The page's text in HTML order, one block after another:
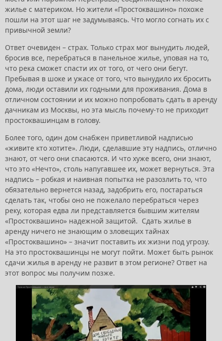
жилье с материком. Но жители «Простоквашино» похоже
пошли на этот шаг не задумываясь. Что могло согнать их с
привычной земли?
Ответ очевиден – страх. Только страх мог вынудить людей,
бросив все, перебраться в панельное жилье, уповая на то,
что река сможет спасти их от того, от чего они бегут.
Пребывая в шоке и ужасе от того, что вынудило их бросить
дома, люди оставили их годными для проживания. Дома в
отличном состоянии и их можно попробовать сдать в аренду
дачникам из Москвы, но эта мысль почему-то не приходит
простоквашинцам в голову.
Более того, один дом снабжен приветливой надписью
«живите кто хотите». Люди, сделавшие эту надпись, отлично
знают, от чего они спасаются. И что хуже всего, они знают,
что это «Нечто», столь напугавшее их, может вернуться. Эта
надпись – робкая и наивная попытка не разозлить то, что
обязательно вернется назад, задобрить его, постараться
сделать так, чтобы оно не пожелало перебраться через
реку, которая едва ли представляется бывшим жителям
«Простоквашино» надежной защитой. Сдать жилье в
аренду ничего не знающим о зловещих тайнах
«Простоквашино» – значит поставить их жизни под угрозу.
На это простоквашинцы не могут пойти. Может быть рынок
сдачи жилья в аренду не развит в этом регионе? Ответ на
этот вопрос мы получим позже.